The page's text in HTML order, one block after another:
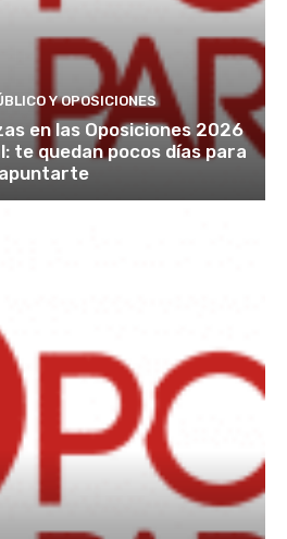
Y OPOSICIONES
en las Oposiciones 2026
te quedan pocos días para
apuntarte